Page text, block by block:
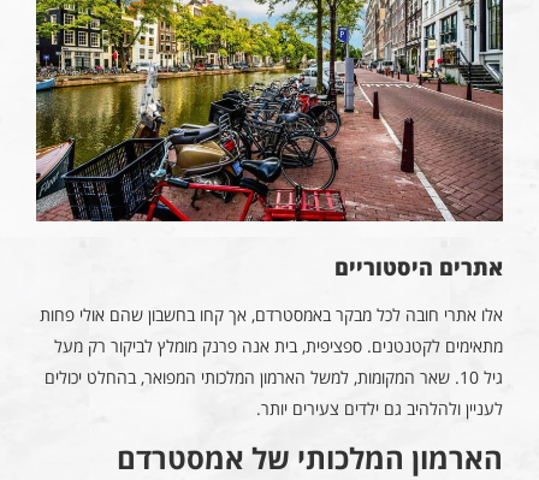
אתרים היסטוריים
אלו אתרי חובה לכל מבקר באמסטרדם, אך קחו בחשבון שהם אולי פחות
מתאימים לקטנטנים. ספציפית, בית אנה פרנק מומלץ לביקור רק מעל
גיל 10. שאר המקומות, למשל הארמון המלכותי המפואר, בהחלט יכולים
לעניין ולהלהיב גם ילדים צעירים יותר.
הארמון המלכותי של אמסטרדם